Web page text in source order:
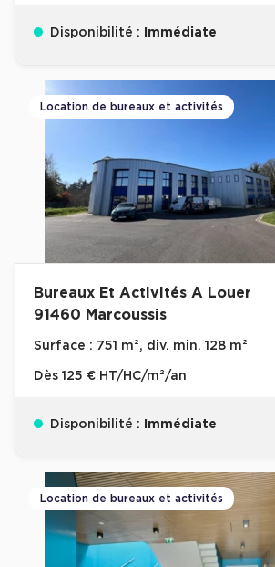
Bureaux privés à Neuilly-sur-Seine
Plateaux opérés
Plateaux opérés à Lyon
Plateaux opérés à Neuilly-sur-Seine
Plateaux opérés à Saint-Ouen
Plateaux opérés à Boulogne-Billancourt
Collections Flex / Coworking
Guide & Conseils
Cas Clients
Disponibilité : Immédiate
Location de bureaux et activités
Bureaux Et Activités A Louer
91460 Marcoussis
Surface : 751 m², div. min. 128 m²
Dès 125 € HT/HC/m²/an
Disponibilité : Immédiate
Location de bureaux et activités